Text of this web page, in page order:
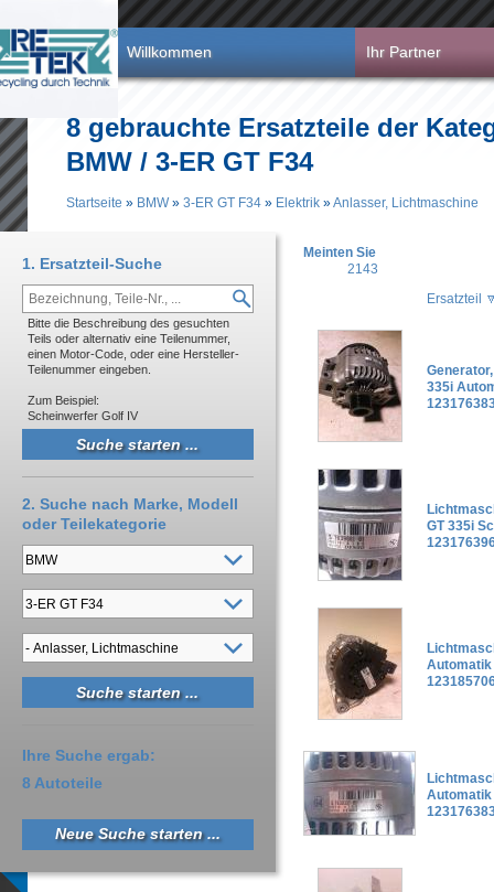
Willkommen Ihr Partner
8 gebrauchte Ersatzteile der
BMW / 3-ER GT F34
Startseite » BMW» 3-ER GT F34 » Elektrik »Anlasser, Lichtmaschine
Meinten Sie
2143
Ersatzteil
335i
GT 335i
Automatik
Automatik
1. Ersatzteil-Suche
Bitte die Beschreibung des gesuchten
Teils oder alternativ eine Teilenummer,
einen Motor-Code, oder eine Hersteller-
Teilenummer eingeben.
Zum Beispiel:
Scheinwerfer Golf IV
2. Suche nach Marke, Modell
oder Teilekategorie
Ihre Suche ergab:
8 Autoteile
Neue Suche starten ...